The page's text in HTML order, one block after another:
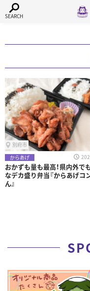
別府市
からあげ
おかずも量も最高！県内外で
なデカ盛り弁当『からあげコ
ん』